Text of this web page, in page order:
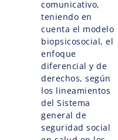
comunicativo,
teniendo en
cuenta el modelo
biopsicosocial, el
enfoque
diferencial y de
derechos, según
los lineamientos
del Sistema
general de
seguridad social